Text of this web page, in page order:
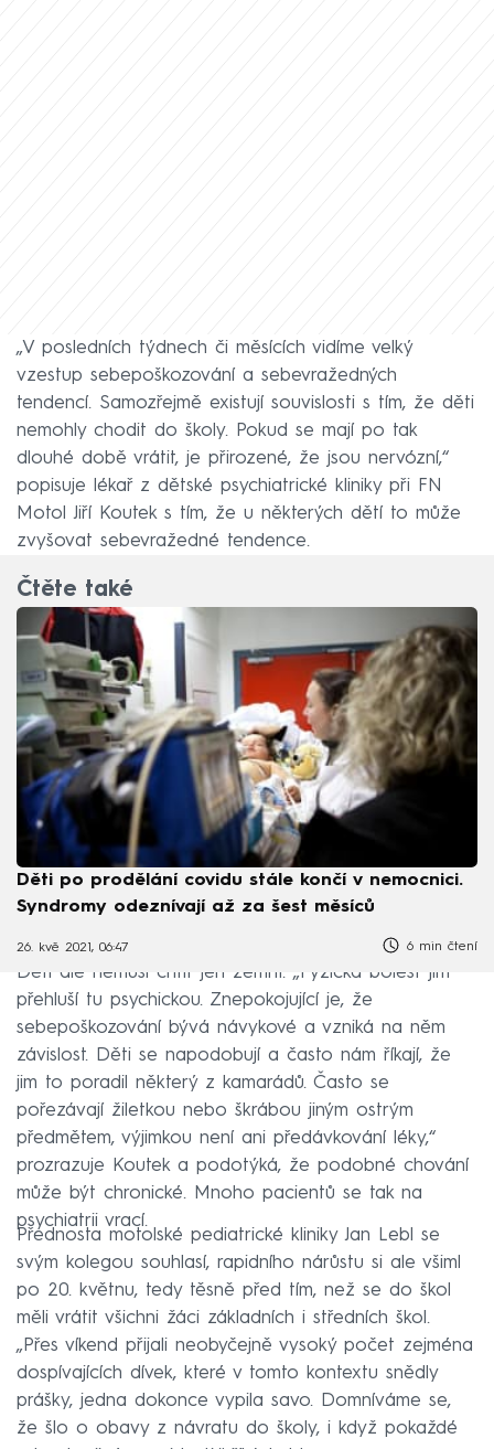
„V posledních týdnech či měsících vidíme velký
vzestup sebepoškozování a sebevražedných
tendencí. Samozřejmě existují souvislosti s tím, že děti
nemohly chodit do školy. Pokud se mají po tak
dlouhé době vrátit, je přirozené, že jsou nervózní,“
popisuje lékař z dětské psychiatrické kliniky při FN
Motol Jiří Koutek s tím, že u některých dětí to může
zvyšovat sebevražedné tendence.
Čtěte také
Děti po prodělání covidu stále končí v nemocnici.
Syndromy odeznívají až za šest měsíců
26. kvě 2021, 06:47 6 min čtení
Děti ale nemusí chtít jen zemřít. „Fyzická bolest jim
přehluší tu psychickou. Znepokojující je, že
sebepoškozování bývá návykové a vzniká na něm
závislost. Děti se napodobují a často nám říkají, že
jim to poradil některý z kamarádů. Často se
pořezávají žiletkou nebo škrábou jiným ostrým
předmětem, výjimkou není ani předávkování léky,“
prozrazuje Koutek a podotýká, že podobné chování
může být chronické. Mnoho pacientů se tak na
psychiatrii vrací.
Přednosta motolské pediatrické kliniky Jan Lebl se
svým kolegou souhlasí, rapidního nárůstu si ale všiml
po 20. květnu, tedy těsně před tím, než se do škol
měli vrátit všichni žáci základních i středních škol.
„Přes víkend přijali neobyčejně vysoký počet zejména
dospívajících dívek, které v tomto kontextu snědly
prášky, jedna dokonce vypila savo. Domníváme se,
že šlo o obavy z návratu do školy, i když pokaždé